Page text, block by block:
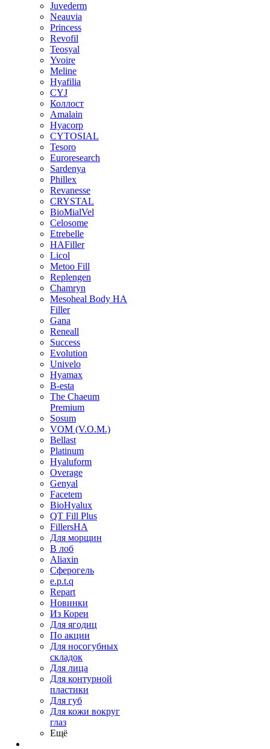
Juvederm
Neauvia
Princess
Revofil
Teosyal
Yvoire
Meline
Hyafilia
CYJ
Коллост
Amalain
Hyacorp
CYTOSIAL
Tesoro
Euroresearch
Sardenya
Phillex
Revanesse
CRYSTAL
BioMialVel
Celosome
Etrebelle
HAFiller
Licol
Metoo Fill
Replengen
Chamryn
Mesoheal Body HA
Filler
Gana
Reneall
Success
Evolution
Univelo
Hyamax
B-esta
The Chaeum
Premium
Sosum
VOM (V.O.M.)
Bellast
Platinum
Hyaluform
Overage
Genyal
Facetem
BioHyalux
QT Fill Plus
FillersHA
Для морщин
В лоб
Aliaxin
Сферогель
e.p.t.q
Repart
Новинки
Из Кореи
Для ягодиц
По акции
Для носогубных
складок
Для лица
Для контурной
пластики
Для губ
Для кожи вокруг
глаз
Ещё